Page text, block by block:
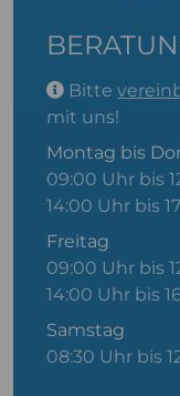
Bitte
mit uns!
Montag bis
09:00 Uhr bis
14:00 Uhr bis
Freitag
09:00 Uhr bis
14:00 Uhr bis
Samstag
08:30 Uhr bis